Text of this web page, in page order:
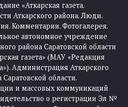
«Аткарская газета.
Аткарского района. Люди.
Комментарии. Фотогалерея.
автономное учреждение
района Саратовской области
газета» (МАУ «Редакция
Администрация Аткарского
области.
и массовых коммуникаций
о регистрации Эл №